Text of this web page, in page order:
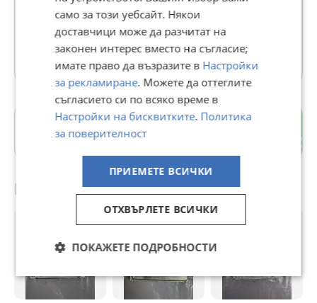
Телефон(и):0888017117
1406 Обяви
Мара Денчева
гр. Плевен
Препоръчани за теб
само за този уебсайт. Някои
доставчици може да разчитат на
законен интерес вместо на съгласие;
имате право да възразите в Настройки
за рекламиране. Можете да оттеглите
съгласието си по всяко време в
Настройки на бисквитките. Политика
за поверителност
ПРИЕМЕТЕ ВСИЧКИ
ОТХВЪРЛЕТЕ ВСИЧКИ
ПОКАЖЕТЕ ПОДРОБНОСТИ